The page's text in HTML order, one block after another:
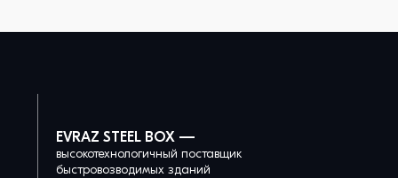
EVRAZ STEEL BOX —
высокотехнологичный поставщик
быстровозводимых зданий